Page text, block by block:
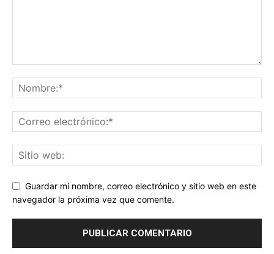
Guardar mi nombre, correo electrónico y sitio web en este
navegador la próxima vez que comente.